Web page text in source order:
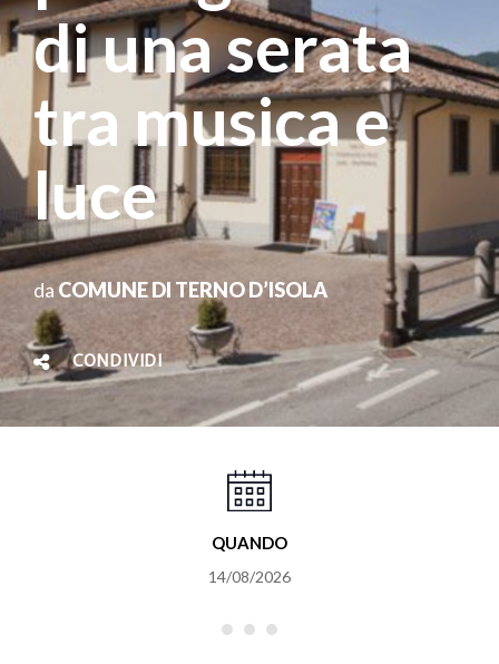
di una serata
tra musica e
luce
da COMUNE DI TERNO D’ISOLA
CONDIVIDI
QUANDO
14/08/2026